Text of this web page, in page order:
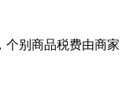
个别商品税费由商家